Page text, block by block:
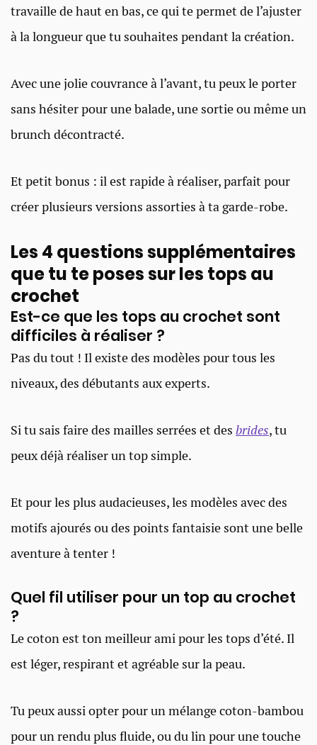
travaille de haut en bas, ce qui te permet de l’ajuster
à la longueur que tu souhaites pendant la création.
Avec une jolie couvrance à l’avant, tu peux le porter
sans hésiter pour une balade, une sortie ou même un
brunch décontracté.
Et petit bonus : il est rapide à réaliser, parfait pour
créer plusieurs versions assorties à ta garde-robe.
Les 4 questions supplémentaires
que tu te poses sur les tops au
crochet
Est-ce que les tops au crochet sont
difficiles à réaliser ?
Pas du tout ! Il existe des modèles pour tous les
niveaux, des débutants aux experts.
Si tu sais faire des mailles serrées et des brides, tu
peux déjà réaliser un top simple.
Et pour les plus audacieuses, les modèles avec des
motifs ajourés ou des points fantaisie sont une belle
aventure à tenter !
Quel fil utiliser pour un top au crochet
?
Le coton est ton meilleur ami pour les tops d’été. Il
est léger, respirant et agréable sur la peau.
Tu peux aussi opter pour un mélange coton-bambou
pour un rendu plus fluide, ou du lin pour une touche